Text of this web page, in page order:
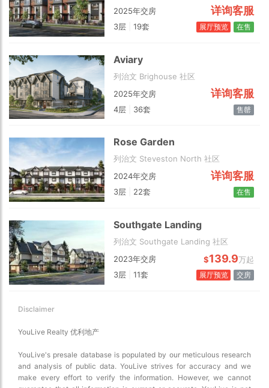
Choose view
Satellite
Traffic conditions
Show traffic incidents
2025年交房
详询客服
3层 19套 在售
展厅预览
Aviary
列治文 Brighouse 社区
2025年交房
详询客服
4层 36套 售罄
Rose Garden
列治文 Steveston North 社区
2024年交房
详询客服
3层 22套 在售
Southgate Landing
列治文 Southgate Landing 社区
2023年交房
$139.9万起
3层
11套 交房
展厅预览
Disclaimer
YouLive Realty 优利地产
YouLive's presale database is populated by our meticulous research
and analysis of public data. YouLive strives for accuracy and we
make every effort to verify the information. However, we cannot